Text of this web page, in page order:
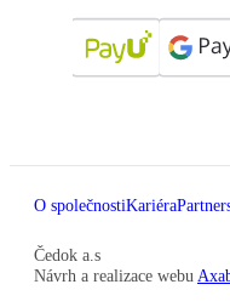
O společnostiKariéra
Čedok a.s
Návrh a realizace webu